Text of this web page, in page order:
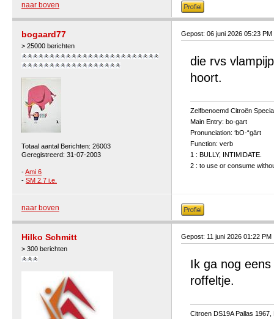
naar boven
bogaard77
> 25000 berichten
Totaal aantal Berichten: 26003
Geregistreerd: 31-07-2003
-Ami 6
- SM 2.7 i.e.
Gepost: 06 juni 2026 05:23 PM
die rvs
hoort.
Zelfbenoemd Citroën
Main Entry: bo·gart
Pronunciation: ‘bO-“gärt
Function: verb
1 : BULLY, INTIMIDATE.
2 : to use or consume
naar boven
Hilko Schmitt
> 300 berichten
Gepost: 11 juni 2026 01:22 PM
Ik ga nog
roffeltje.
Citroen DS19A Pallas 1967,